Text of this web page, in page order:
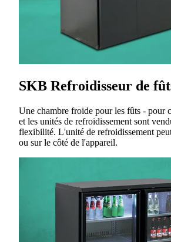
SKB Refroidisseur de
Une chambre froide pour les fûts - pour
et les unités de refroidissement sont
flexibilité. L'unité de refroidissement
ou sur le côté de l'appareil.